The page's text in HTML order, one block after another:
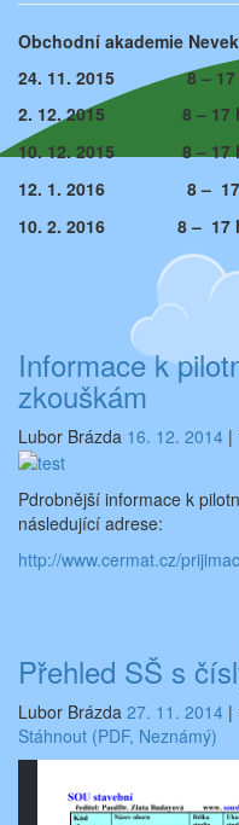
Obchodní akademie
24. 11. 2015 8 – 17
2. 12. 2015 8 – 17
10. 12. 2015 8 – 17
12. 1. 2016 8 – 17
10. 2.
Informace k
zkouškám
Lubor Brázda 16. 12. 2014 |
Pdrobnější informace k
následující adrese:
http://www.cermat.cz/
Přehled SŠ s
Lubor Brázda 27. 11. 2014 |
Stáhnout (PDF, Neznámý)